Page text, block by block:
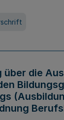
über die